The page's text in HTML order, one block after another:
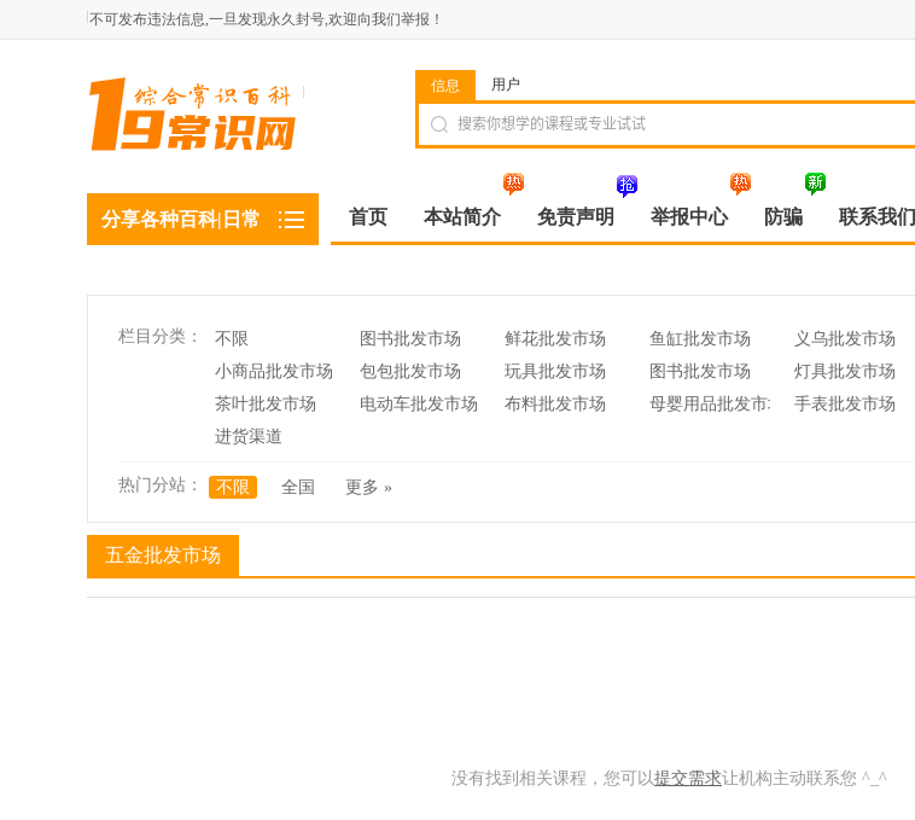
不可发布违法信息,一旦发现永久封号,欢迎向我们举报！
信息 用户
分享各种百科|日常 首页 本站简介 免责声明 举报中心 防骗 联系我们
栏目分类： 不限 图书批发市场 鲜花批发市场 鱼缸批发市场 义乌批发市场
小商品批发市场
包包批发市场 玩具批发市场 图书批发市场 灯具批发市场
茶叶批发市场
电动车批发市场 布料批发市场 母婴用品批发市场 手表批发市场
进货渠道
热门分站： 不限 全国 更多 »
五金批发市场
没有找到相关课程，您可以提交需求让机构主动联系您 ^_^